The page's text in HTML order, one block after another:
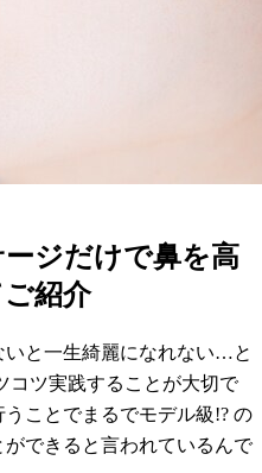
ジだけで鼻を高
紹介
と一生綺麗になれない…と
コツ実践することが大切で
ことでまるでモデル級!? の
できると言われているんで